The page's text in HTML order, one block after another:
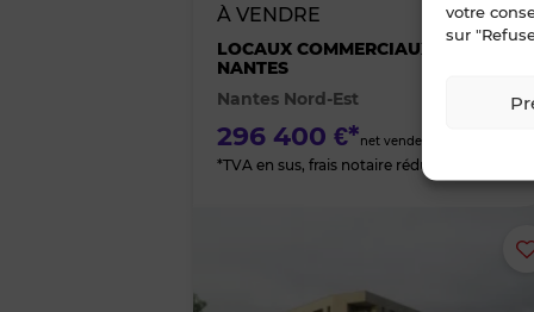
votre
sur
À VENDRE
LOCAUX COMMERCIAUX 142 M²
NANTES
Nantes Nord-Est
296 400 €*net vendeur
*TVA en sus, frais notaire réduits